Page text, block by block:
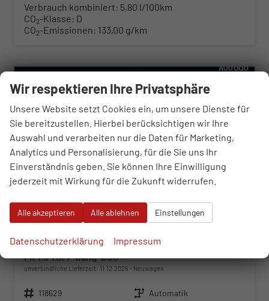
Verbrauch kombiniert: 5,80 l/100km
CO2-Klasse: D
CO2-Emissionen: 133,00 g/km
Seat Arona
FR 1.5 TSI 7-Gang-DSG
unverbindliche Lieferzeit: 11.12.2026 Neuwagen
Fahrzeugnr. 118629 Getriebe Automatik
Wir respektieren Ihre Privatsphäre
Unsere Website setzt Cookies ein, um unsere Dienste für
Sie bereitzustellen. Hierbei berücksichtigen wir Ihre
Auswahl und verarbeiten nur die Daten für Marketing,
Analytics und Personalisierung, für die Sie uns Ihr
Einverständnis geben. Sie können Ihre Einwilligung
jederzeit mit Wirkung für die Zukunft widerrufen.
Alle akzeptieren Alle ablehnen Einstellungen
Datenschutzerklärung Impressum